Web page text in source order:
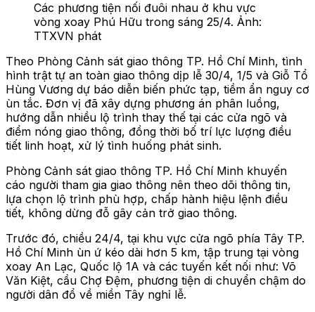
Các phương tiện nối đuôi nhau ở khu vực
vòng xoay Phú Hữu trong sáng 25/4. Ảnh:
TTXVN phát
Theo Phòng Cảnh sát giao thông TP. Hồ Chí Minh, tình
hình trật tự an toàn giao thông dịp lễ 30/4, 1/5 và Giỗ Tổ
Hùng Vương dự báo diễn biến phức tạp, tiềm ẩn nguy cơ
ùn tắc. Đơn vị đã xây dựng phương án phân luồng,
hướng dẫn nhiều lộ trình thay thế tại các cửa ngõ và
điểm nóng giao thông, đồng thời bố trí lực lượng điều
tiết linh hoạt, xử lý tình huống phát sinh.
Phòng Cảnh sát giao thông TP. Hồ Chí Minh khuyến
cáo người tham gia giao thông nên theo dõi thông tin,
lựa chọn lộ trình phù hợp, chấp hành hiệu lệnh điều
tiết, không dừng đỗ gây cản trở giao thông.
Trước đó, chiều 24/4, tại khu vực cửa ngõ phía Tây TP.
Hồ Chí Minh ùn ứ kéo dài hơn 5 km, tập trung tại vòng
xoay An Lạc, Quốc lộ 1A và các tuyến kết nối như: Võ
Văn Kiệt, cầu Chợ Đệm, phương tiện di chuyển chậm do
người dân đổ về miền Tây nghỉ lễ.